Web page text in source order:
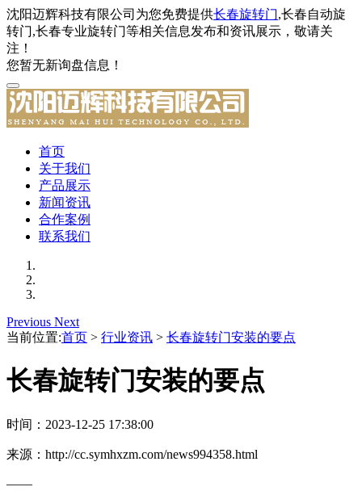
沈阳迈辉科技有限公司为您免费提供长春旋转门,长春自动旋
转门,长春专业旋转门等相关信息发布和资讯展示，敬请关
注！
您暂无新询盘信息！
首页
关于我们
产品展示
新闻资讯
合作案例
联系我们
Previous Next
当前位置:首页 > 行业资讯 > 长春旋转门安装的要点
长春旋转门安装的要点
时间：2023-12-25 17:38:00
来源：http://cc.symhxzm.com/news994358.html
——